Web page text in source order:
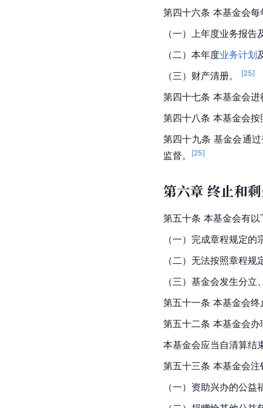
第四十六条 本基金会
（一）上年度业务报
（二）本年度业务计划
（三）财产清册。
[25]
第四十七条 本基金会
第四十八条 本基金会
第四十九条 基金会通
监督。
[25]
第六章 终止和
第五十条 本基金会有
（一）完成章程规定
（二）无法按照章程
（三）基金会发生分
第五十一条 本基金会
第五十二条 本基金会
本基金会应当自清算结
第五十三条 本基金会
（一）资助兴办的公